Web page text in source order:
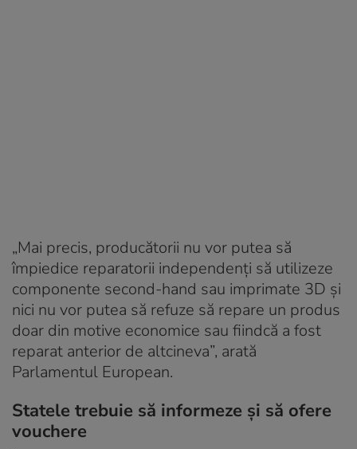
„Mai precis, producătorii nu vor putea să
împiedice reparatorii independenți să utilizeze
componente second-hand sau imprimate 3D și
nici nu vor putea să refuze să repare un produs
doar din motive economice sau fiindcă a fost
reparat anterior de altcineva”, arată
Parlamentul European.
Statele trebuie să informeze și să ofere
vouchere